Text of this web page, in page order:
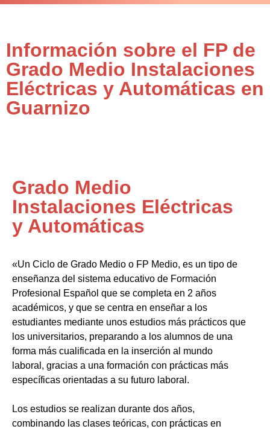
Información sobre el FP de
Grado Medio Instalaciones
Eléctricas y Automáticas en
Guarnizo
Grado Medio
Instalaciones Eléctricas
y Automáticas
«Un Ciclo de Grado Medio o FP Medio, es un tipo de
enseñanza del sistema educativo de Formación
Profesional Español que se completa en 2 años
académicos, y que se centra en enseñar a los
estudiantes mediante unos estudios más prácticos que
los universitarios, preparando a los alumnos de una
forma más cualificada en la inserción al mundo
laboral, gracias a una formación con prácticas más
específicas orientadas a su futuro laboral.
Los estudios se realizan durante dos años,
combinando las clases teóricas, con prácticas en